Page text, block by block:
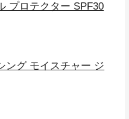
プロテクター SPF30
ング モイスチャー ジ